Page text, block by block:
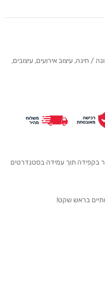
/ חינה, עיצוב אירועים, עיצובים,
בקפידה תוך עמידה בסטנדרטים
בראש שקט!